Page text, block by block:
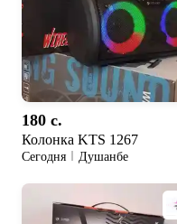
180 c.
Колонка KTS 1267
Сегодня Душанбе